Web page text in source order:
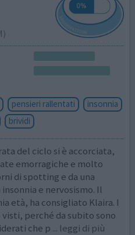
pensieri rallentati
insonnia
brividi
del ciclo si è accorciata,
emorragiche e molto
di spotting e da una
e nervosismo. Il
età, ha consigliato Klaira. I
perché da subito sono
che p ... leggi di più